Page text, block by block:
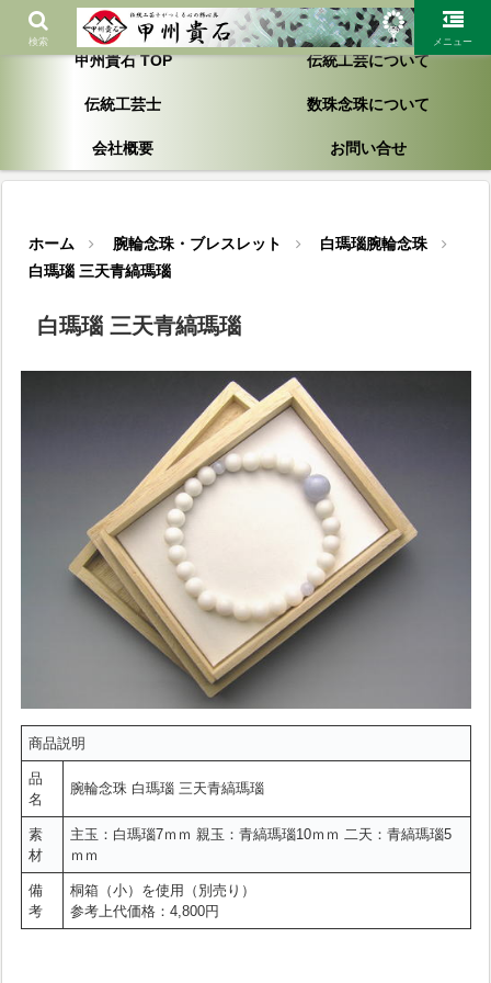
「一生お付き合いが出来る製品作り」を心がけ大切にしております
甲州貴石 TOP 伝統工芸について
伝統工芸士 数珠念珠について
会社概要 お問い合せ
ホーム 腕輪念珠・ブレスレット
白瑪瑙腕輪念珠
白瑪瑙 三天青縞瑪瑙
白瑪瑙 三天青縞瑪瑙
商品説明
品
名
腕輪念珠 白瑪瑙 三天青縞瑪瑙
素
材
主玉：白瑪瑙7ｍｍ 親玉：青縞瑪瑙10ｍｍ 二天：青縞瑪瑙5
ｍｍ
備
考
桐箱（小）を使用（別売り）
参考上代価格：4,800円
検索 メニュー